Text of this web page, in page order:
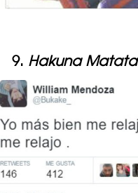
9. Hakuna Matata